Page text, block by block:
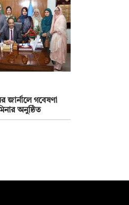
জার্নালে গবেষণা
অনুষ্ঠিত